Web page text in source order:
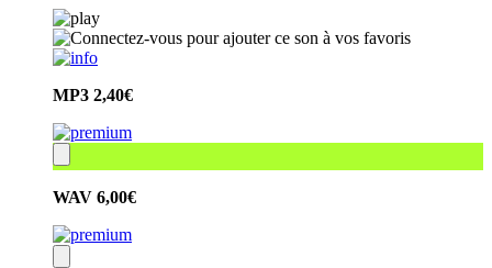
MP3 2,40€
WAV 6,00€